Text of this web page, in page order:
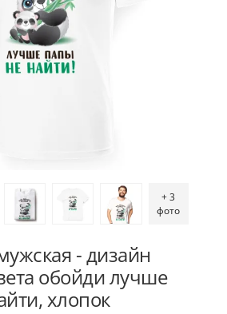
+ 3
фото
- дизайн
обойди лучше
хлопок